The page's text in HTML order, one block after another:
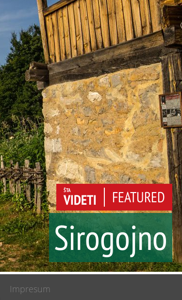
ŠTA
VIDETI FEATURED
Sirogojno
Impresum